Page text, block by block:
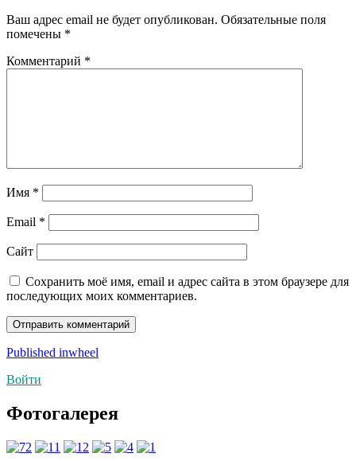
Ваш адрес email не будет опубликован. Обязательные поля
помечены *
Комментарий *
Имя *
Email *
Сайт
Сохранить моё имя, email и адрес сайта в этом браузере для
последующих моих комментариев.
Навигация
по
Published inwheel
Войти
Фотогалерея